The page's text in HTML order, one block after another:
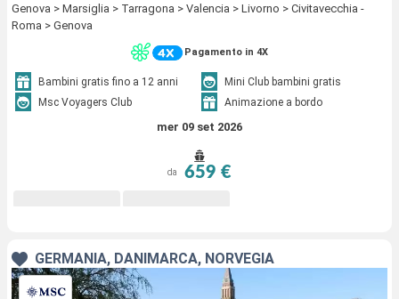
Genova > Marsiglia > Tarragona > Valencia > Livorno > Civitavecchia -
Roma > Genova
Pagamento in 4X
Bambini gratis fino a 12 anni
Mini Club bambini gratis
Msc Voyagers Club
Animazione a bordo
mer 09 set 2026
da 659 €
GERMANIA, DANIMARCA, NORVEGIA